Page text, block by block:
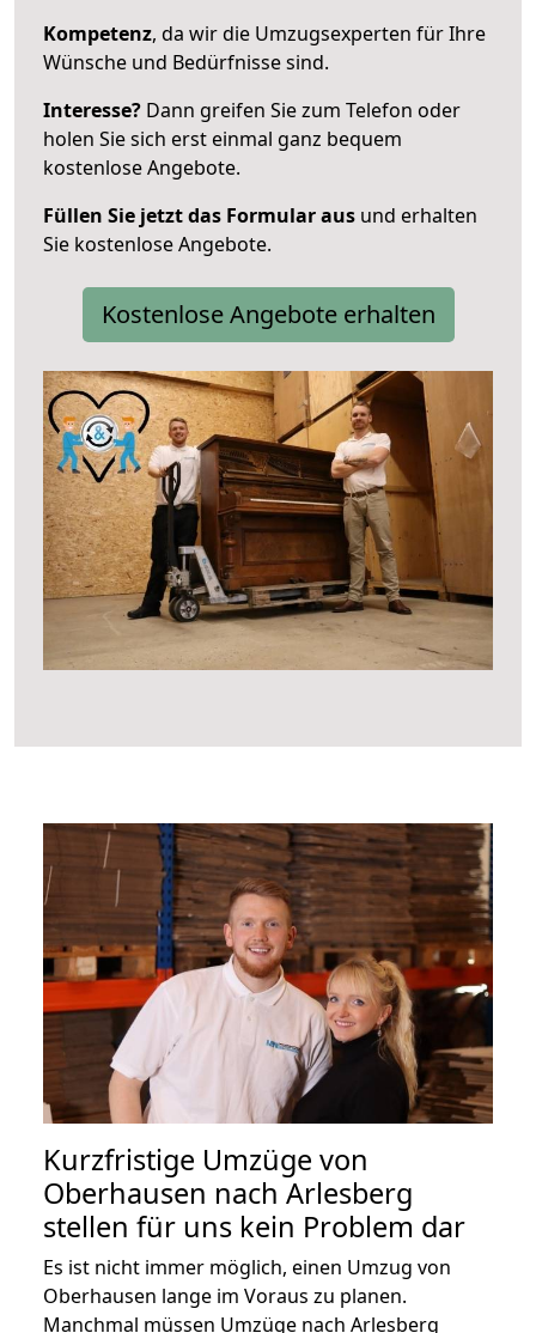
Kompetenz, da wir die Umzugsexperten für Ihre
Wünsche und Bedürfnisse sind.
Interesse? Dann greifen Sie zum Telefon oder
holen Sie sich erst einmal ganz bequem
kostenlose Angebote.
Füllen Sie jetzt das Formular aus und erhalten
Sie kostenlose Angebote.
Kostenlose Angebote erhalten
Kurzfristige Umzüge von
Oberhausen nach Arlesberg
stellen für uns kein Problem dar
Es ist nicht immer möglich, einen Umzug von
Oberhausen lange im Voraus zu planen.
Manchmal müssen Umzüge nach Arlesberg